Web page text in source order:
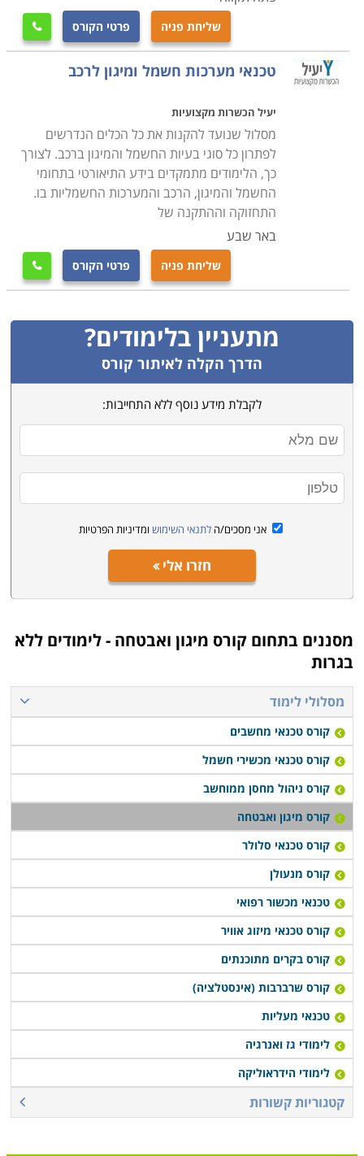
שליחת פניה פרטי הקורס 
טכנאי מערכות חשמל ומיגון לרכב
יעיל הכשרות מקצועיות
מסלול שנועד להקנות את כל הכלים הנדרשים
לפתרון כל סוגי בעיות החשמל והמיגון ברכב. לצורך
כך, הלימודים מתמקדים בידע התיאורטי בתחומי
החשמל והמיגון, הרכב והמערכות החשמליות בו.
התחזוקה וההתקנה של
באר שבע
שליחת פניה פרטי הקורס 
מתעניין בלימודים?
הדרך הקלה לאיתור קורס
לקבלת מידע נוסף ללא התחייבות:
אני מסכים/ה לתנאי השימוש ומדיניות הפרטיות
חזרו אלי
מסננים בתחום קורס מיגון ואבטחה - לימודים ללא
בגרות
מסלולי לימוד
קורס טכנאי מחשבים
קורס טכנאי מכשירי חשמל
קורס ניהול מחסן ממוחשב
קורס מיגון ואבטחה
קורס טכנאי סלולר
קורס מנעולן
טכנאי מכשור רפואי
קורס טכנאי מיזוג אוויר
קורס בקרים מתוכנתים
קורס שרברבות (אינסטלציה)
טכנאי מעליות
לימודי גז ואנרגיה
לימודי הידראוליקה
קטגוריות קשורות